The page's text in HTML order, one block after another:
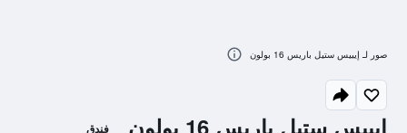
إيبيس ستيل باريس 16 بولون فندق
صور لـ إيبيس ستيل باريس 16 بولون